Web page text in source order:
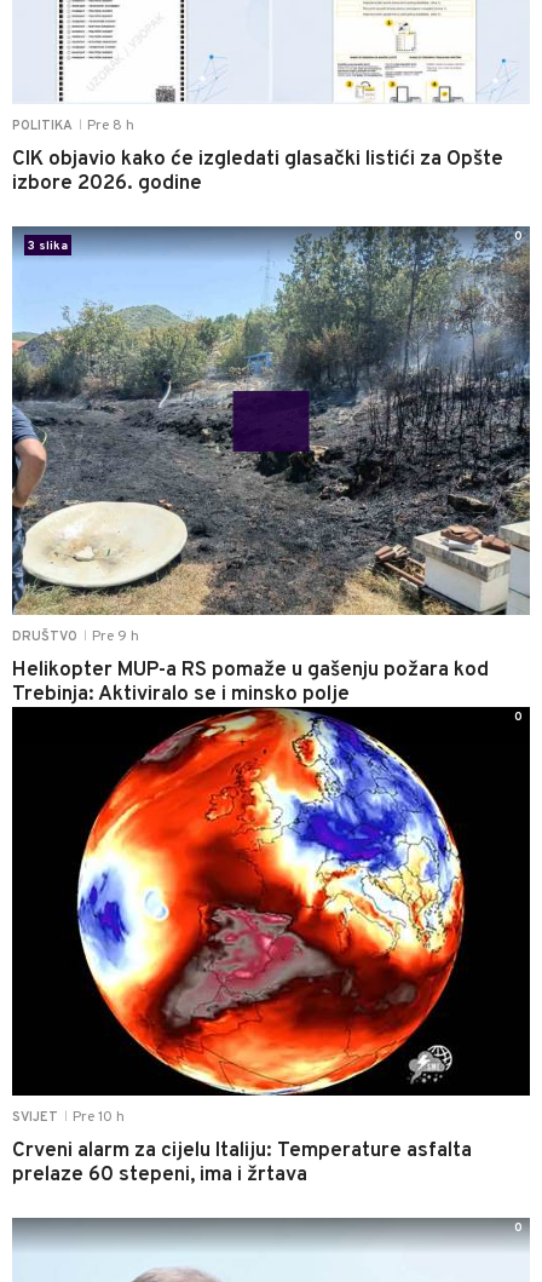
POLITIKA Pre 8 h
CIK objavio kako će izgledati glasački listići za Opšte
izbore 2026. godine
DRUŠTVO Pre 9 h
Helikopter MUP-a RS pomaže u gašenju požara kod
Trebinja: Aktiviralo se i minsko polje
3 slika
0
SVIJET Pre 10 h
Crveni alarm za cijelu Italiju: Temperature asfalta
prelaze 60 stepeni, ima i žrtava
0
0